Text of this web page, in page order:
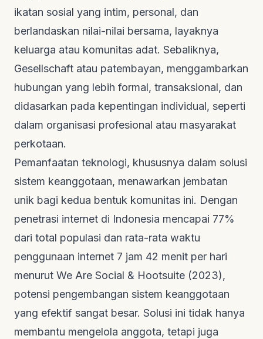
ikatan sosial yang intim, personal, dan
berlandaskan nilai-nilai bersama, layaknya
keluarga atau komunitas adat. Sebaliknya,
Gesellschaft atau patembayan, menggambarkan
hubungan yang lebih formal, transaksional, dan
didasarkan pada kepentingan individual, seperti
dalam organisasi profesional atau masyarakat
perkotaan.
Pemanfaatan teknologi, khususnya dalam solusi
sistem keanggotaan, menawarkan jembatan
unik bagi kedua bentuk komunitas ini. Dengan
penetrasi internet di Indonesia mencapai 77%
dari total populasi dan rata-rata waktu
penggunaan internet 7 jam 42 menit per hari
menurut We Are Social & Hootsuite (2023),
potensi pengembangan sistem keanggotaan
yang efektif sangat besar. Solusi ini tidak hanya
membantu mengelola anggota, tetapi juga